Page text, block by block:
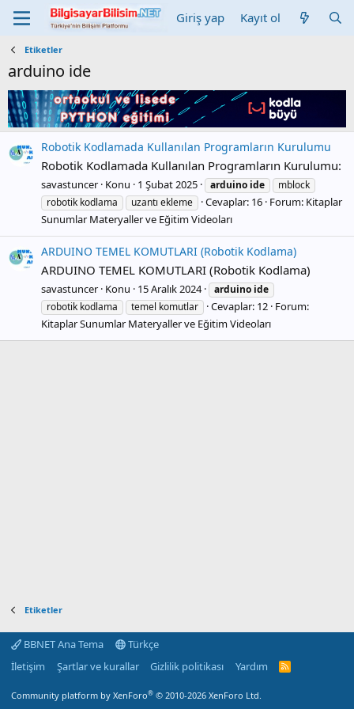
Giriş yap Kayıt ol
Etiketler
arduino ide
Robotik Kodlamada Kullanılan Programların Kurulumu
Robotik Kodlamada Kullanılan Programların Kurulumu:
savastuncer Konu 1 Şubat 2025 arduino ide
mblock
robotik kodlama
uzantı ekleme Cevaplar: 16 Forum: Kitaplar
Sunumlar Materyaller ve Eğitim Videoları
ARDUINO TEMEL KOMUTLARI (Robotik Kodlama)
ARDUINO TEMEL KOMUTLARI (Robotik Kodlama)
savastuncer Konu 15 Aralık 2024 arduino ide
robotik kodlama
temel komutlar Cevaplar: 12 Forum:
Kitaplar Sunumlar Materyaller ve Eğitim Videoları
Etiketler
BBNET Ana Tema
Türkçe
İletişim
Şartlar ve kurallar Gizlilik politikası Yardım
R
Community platform by XenForo® © 2010-2026 XenForo Ltd.